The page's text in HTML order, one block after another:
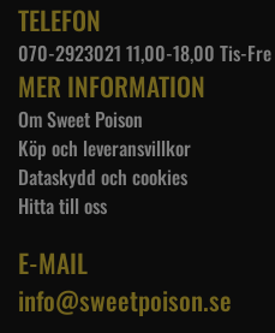
TELEFON
070-2923021 11,00-18,00 Tis-Fre
MER INFORMATION
Om Sweet Poison
Köp och leveransvillkor
Dataskydd och cookies
Hitta till oss
E-MAIL
info@sweetpoison.se